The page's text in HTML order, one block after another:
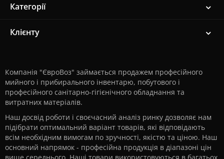
Категорії
Клієнту
Компанія "ЄвроВоз" займається продажем професійного
мийного і прибирального інвентарю, побутового і
професійного санітарно-гігієнічного обладнання та
витратних матеріалів.
Наш досвід роботи і своєчасний аналіз ринку дозволяє нам
підібрати оптимальний варіант товарів, які відповідають
всім необхідним вимогам по зручності, якістю та ціною. Наш
основний напрямок - професійна продукція в діапазоні цін
вище середнього. Наші товари використовуються в багатьох